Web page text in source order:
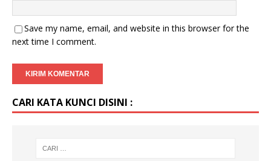
Save my name, email, and website in this browser for the
next time I comment.
CARI KATA KUNCI DISINI :